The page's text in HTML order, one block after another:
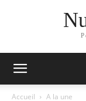
Accueil A la une